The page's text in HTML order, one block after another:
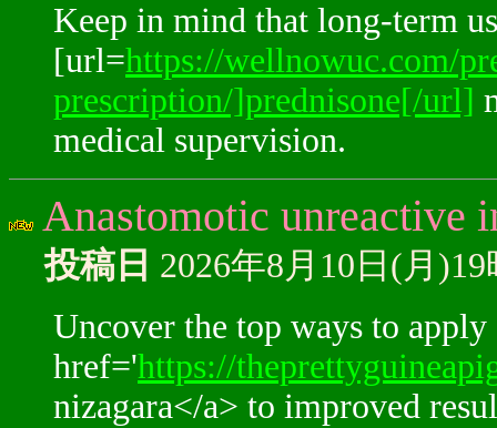
Keep in mind that long-term
[url=https://wellnowuc.com/
prescription/]prednisone[/url]
medical supervision.
Anastomotic unreactive
投稿日 2026年8月10日(月
Uncover the top ways to apply
href='https://
nizagara</a> to improved